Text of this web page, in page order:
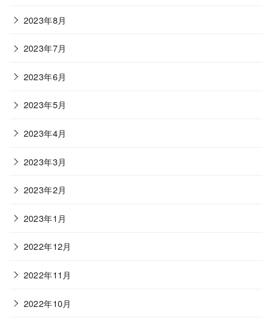
2023年8月
2023年7月
2023年6月
2023年5月
2023年4月
2023年3月
2023年2月
2023年1月
2022年12月
2022年11月
2022年10月